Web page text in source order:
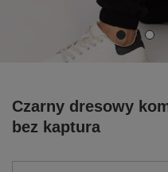
Czarny dresowy
bez kaptura